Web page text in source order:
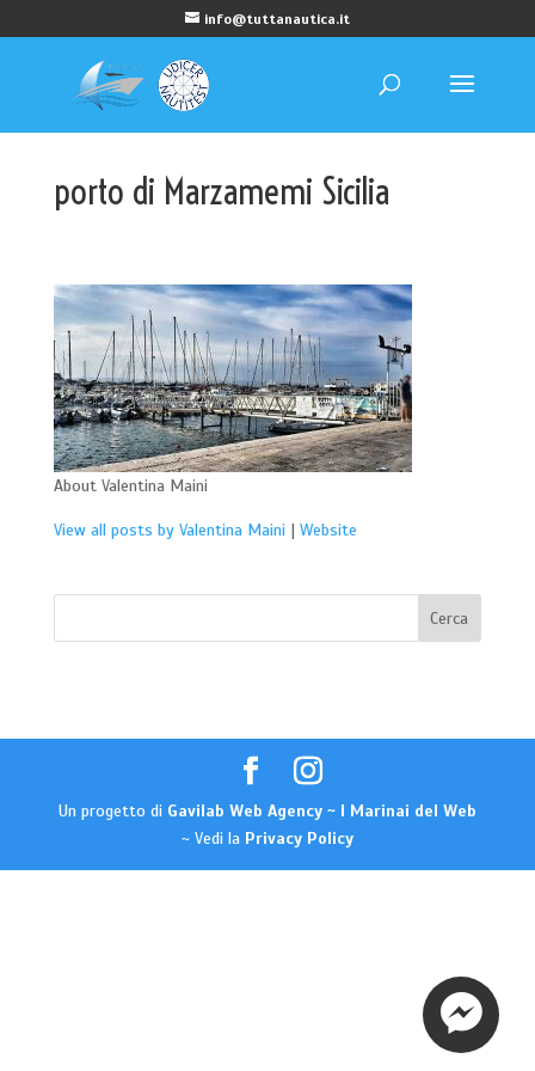
info@tuttanautica.it
porto di Marzamemi Sicilia
About Valentina Maini
View all posts by Valentina Maini | Website
Un progetto di Gavilab Web Agency ~ I Marinai del Web
~ Vedi la Privacy Policy